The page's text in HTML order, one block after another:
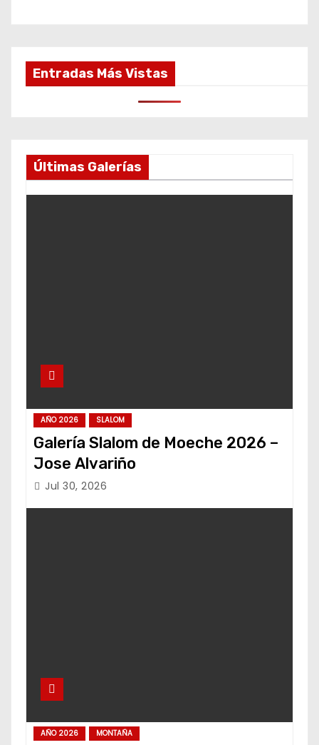
Entradas Más Vistas
Últimas Galerías
AÑO 2026 SLALOM
Galería Slalom de Moeche 2026 –
Jose Alvariño
Jul 30, 2026
AÑO 2026 MONTAÑA